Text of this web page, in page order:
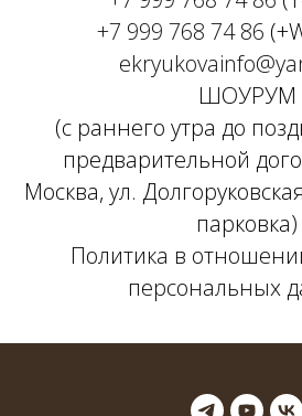
+7 999 768 74 86
ШОУРУМ
(с раннего утра до
предварительной
Москва, ул.
парковка)
Политика в
персональных